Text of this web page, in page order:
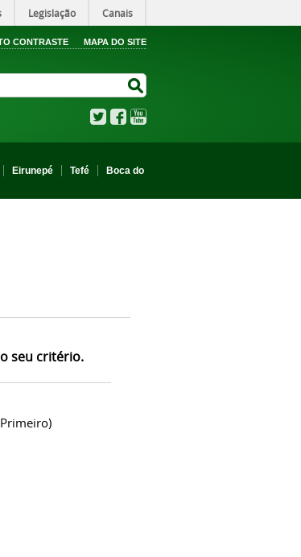
Legislação Canais
CONTRASTE MAPA DO SITE
TwitterFacebook
Eirunepé Tefé
Boca do
seu critério.